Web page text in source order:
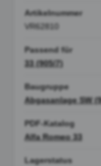
Artikelnummer
VR62810
Passend für
33 (905/7)
Baugruppe
Abgasanlage SW
PDF-Katalog
Alfa Romeo 33
Lagerstatus